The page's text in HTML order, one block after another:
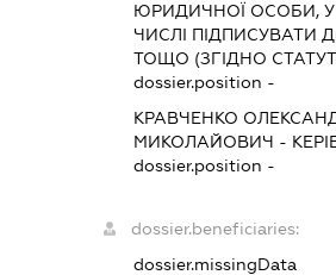
ЮРИДИЧНОЇ ОСОБИ,
ЧИСЛІ ПІДПИСУВАТИ
ТОЩО (ЗГІДНО
dossier.position -
КРАВЧЕНКО
МИКОЛАЙОВИЧ -
dossier.position -
dossier.beneficiaries:
dossier.missingData